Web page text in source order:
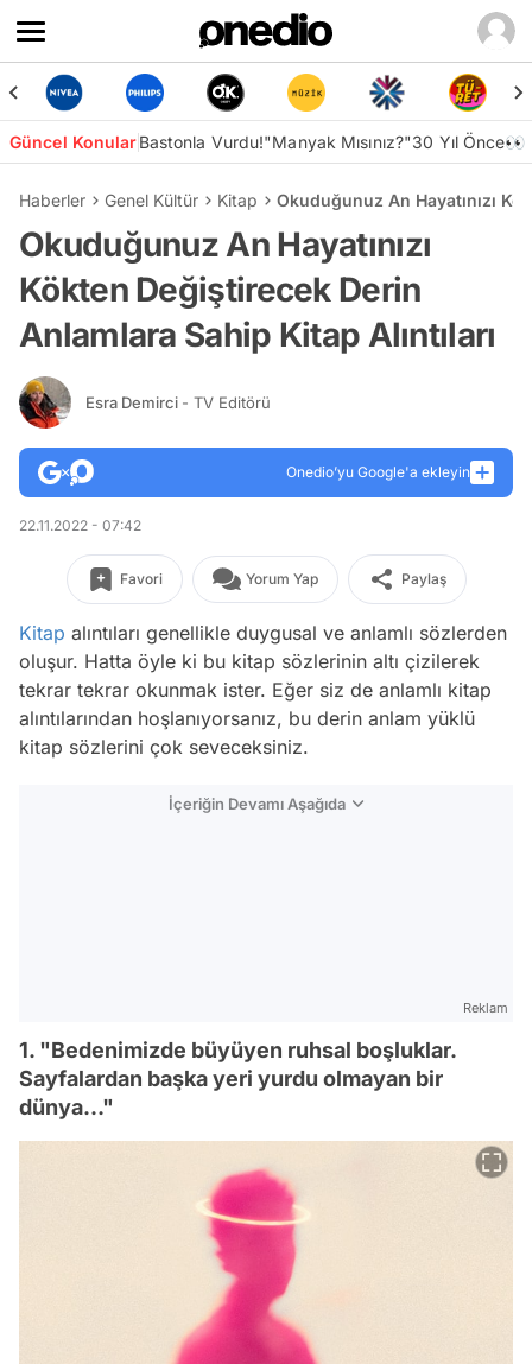
Güncel KonularBastonla Vurdu!"Manyak Mısınız?"30 Yıl Önce👀
Haberler Genel Kültür Kitap Okuduğunuz An Hayatınızı
Okuduğunuz An Hayatınızı
Kökten Değiştirecek Derin
Anlamlara Sahip Kitap Alıntıları
Esra Demirci - TV Editörü
Onedio’yu Google'a ekleyin
22.11.2022 - 07:42
Favori Yorum Yap Paylaş
Kitap alıntıları genellikle duygusal ve anlamlı sözlerden
oluşur. Hatta öyle ki bu kitap sözlerinin altı çizilerek
tekrar tekrar okunmak ister. Eğer siz de anlamlı kitap
alıntılarından hoşlanıyorsanız, bu derin anlam yüklü
kitap sözlerini çok seveceksiniz.
İçeriğin Devamı Aşağıda
Reklam
1. "Bedenimizde büyüyen ruhsal boşluklar.
Sayfalardan başka yeri yurdu olmayan bir
dünya…"